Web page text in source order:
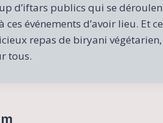
d’iftars publics qui se
événements d’avoir lieu. Et
repas de biryani
tous.